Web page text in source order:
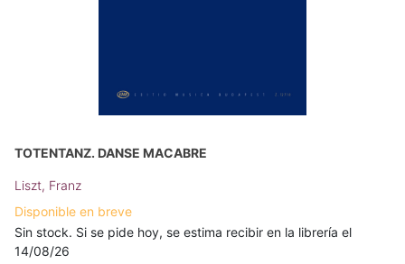
TOTENTANZ. DANSE MACABRE
Liszt, Franz
Disponible en breve
Sin stock. Si se pide hoy, se estima recibir en la librería el
14/08/26